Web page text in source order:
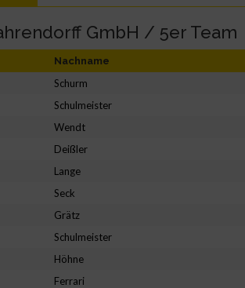
GmbH / 5er Team
Nachname
Schurm
Schulmeister
Wendt
Deißler
Lange
Seck
Grätz
Schulmeister
Höhne
Ferrari